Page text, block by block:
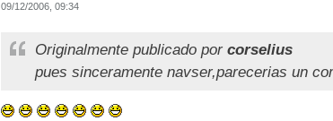
09/12/2006, 09:34
Originalmente publicado por corselius
pues sinceramente navser,parecerias un